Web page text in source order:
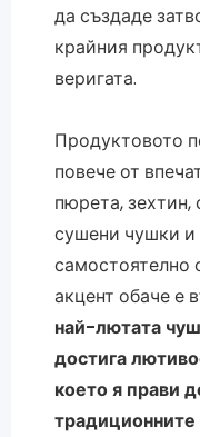
да създаде
крайния
веригата.
Продуктовото
повече от
пюрета, зехтин,
сушени чушки и
самостоятелно
акцент обаче е
най-лютата
достига
което я прави